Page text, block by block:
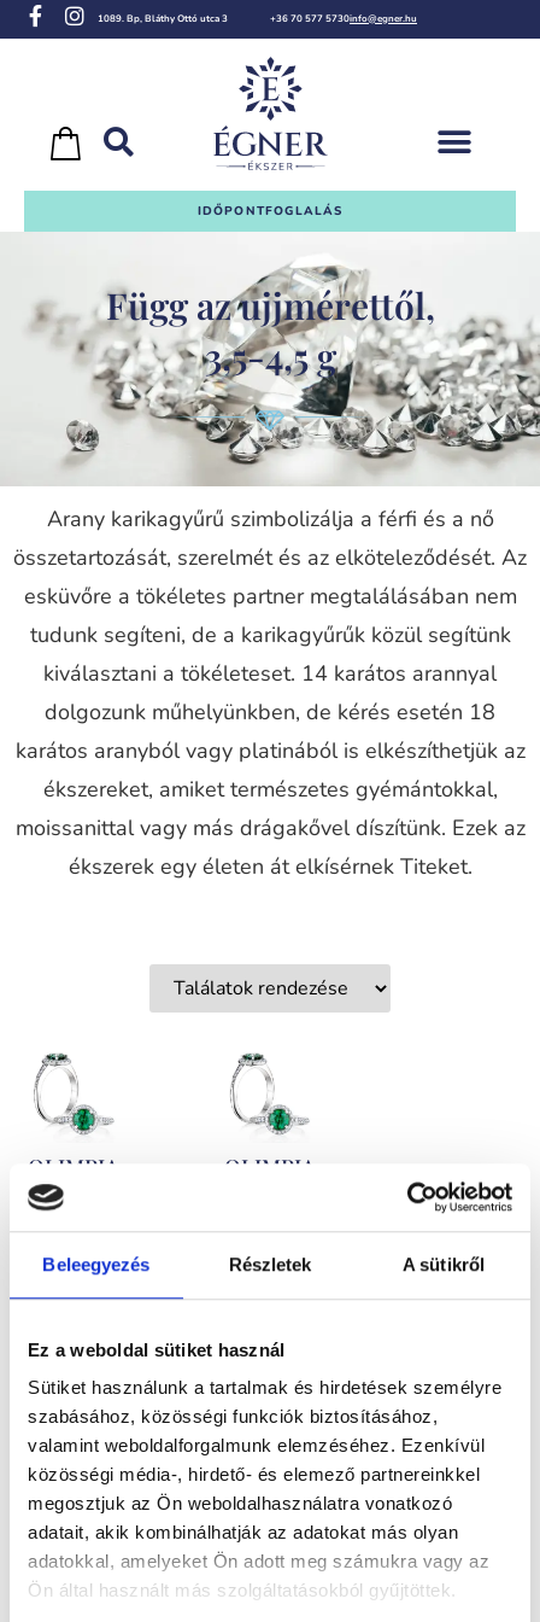
Beleegyezés Részletek A sütikről
Ez a weboldal sütiket használ
Sütiket használunk a tartalmak és hirdetések személyre
szabásához, közösségi funkciók biztosításához,
valamint weboldalforgalmunk elemzéséhez. Ezenkívül
közösségi média-, hirdető- és elemező partnereinkkel
megosztjuk az Ön weboldalhasználatra vonatkozó
adatait, akik kombinálhatják az adatokat más olyan
adatokkal, amelyeket Ön adott meg számukra vagy az
Ön által használt más szolgáltatásokból gyűjtöttek.
1089. Bp, Bláthy Ottó utca 3 +36 70 577 5730info@egner.hu
IDŐPONTFOGLALÁS
Függ az ujjmérettől,
3,5-4,5 g
Arany karikagyűrű szimbolizálja a férfi és a nő
összetartozását, szerelmét és az elköteleződését. Az
esküvőre a tökéletes partner megtalálásában nem
tudunk segíteni, de a karikagyűrűk közül segítünk
kiválasztani a tökéleteset. 14 karátos arannyal
dolgozunk műhelyünkben, de kérés esetén 18
karátos aranyból vagy platinából is elkészíthetjük az
ékszereket, amiket természetes gyémántokkal,
moissanittal vagy más drágakővel díszítünk. Ezek az
ékszerek egy életen át elkísérnek Titeket.
OLIMPIA
3.483.100
tól
Gyémánt
1,2ct kővel
OLIMPIA
tól
Labor
gyémánt
eljegyzési
gyűrű 1,03 ct
kővel